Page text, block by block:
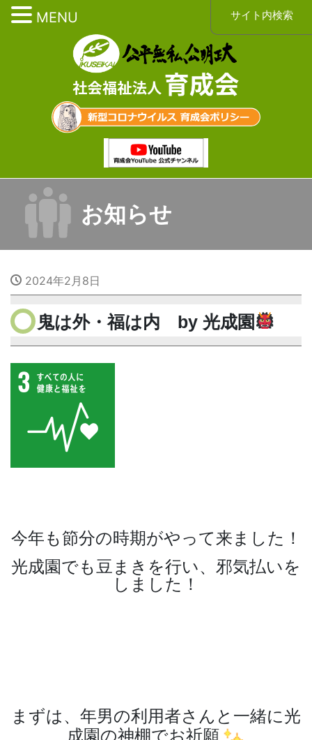
お知らせ
2024年2月8日
鬼は外・福は内 by 光成園
今年も節分の時期がやって来ました！
光成園でも豆まきを行い、邪気払いを
しました！
まずは、年男の利用者さんと一緒に光
成園の神棚でお祈願
サイト内検索
MENU